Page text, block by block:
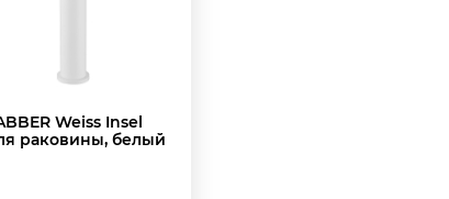
Weiss Insel
раковины, белый